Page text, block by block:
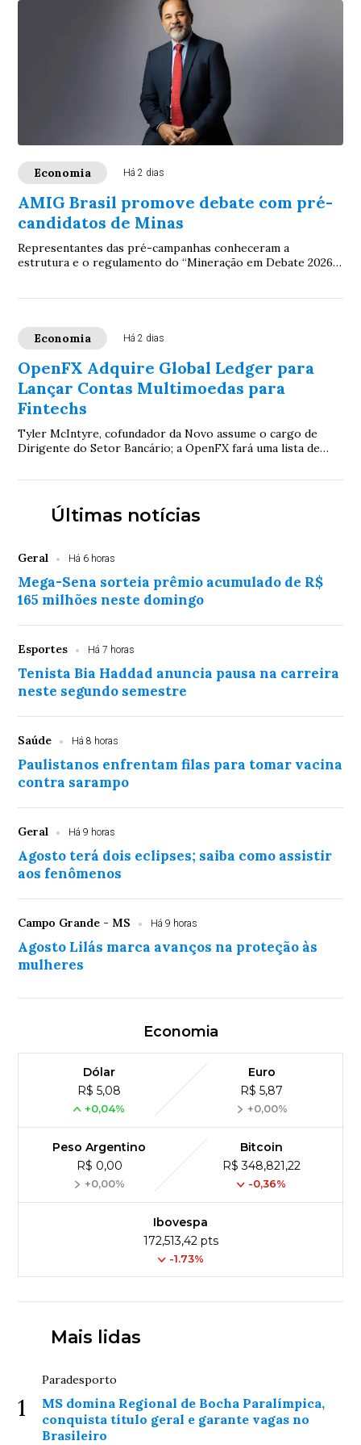
Economia Há 2 dias
AMIG Brasil promove debate com pré-
candidatos de Minas
Representantes das pré-campanhas conheceram a
estrutura e o regulamento do “Mineração em Debate 2026”,
Economia Há 2 dias
OpenFX Adquire Global Ledger para
Lançar Contas Multimoedas para
Fintechs
Tyler McIntyre, cofundador da Novo assume o cargo de
Dirigente do Setor Bancário; a OpenFX fará uma lista de
Últimas notícias
Geral Há 6 horas
Mega-Sena sorteia prêmio acumulado de R$
165 milhões neste domingo
Esportes Há 7 horas
Tenista Bia Haddad anuncia pausa na carreira
neste segundo semestre
Saúde Há 8 horas
Paulistanos enfrentam filas para tomar vacina
contra sarampo
Geral Há 9 horas
Agosto terá dois eclipses; saiba como assistir
aos fenômenos
Campo Grande - MS Há 9 horas
Agosto Lilás marca avanços na proteção às
mulheres
Economia
Dólar
R$ 5,08
+0,04%
Euro
R$ 5,87
+0,00%
Peso Argentino
R$ 0,00
+0,00%
Bitcoin
R$ 348,821,22
-0,36%
Ibovespa
172,513,42 pts
-1.73%
Mais lidas
1
Paradesporto
MS domina Regional de Bocha Paralímpica,
conquista título geral e garante vagas no
Brasileiro